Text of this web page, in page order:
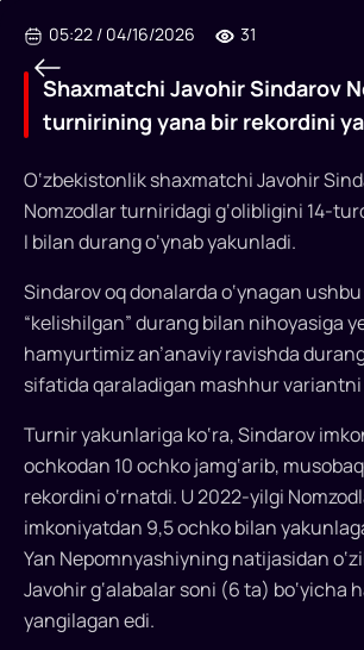
Shaxmatchi
Javohir
Sindarov
Nomzodlar
turnirining
yana
bir
rekordini
yangiladi
O‘zbekistonlik
05:22 / 04/16/2026 31
Shaxmatchi Javohir Sindarov
turnirining yana bir rekordini
O‘zbekistonlik shaxmatchi Javohir
Nomzodlar turniridagi g‘olibligini 14-
I bilan durang o‘ynab yakunladi.
Sindarov oq donalarda o‘ynagan
“kelishilgan” durang bilan nihoyasiga
hamyurtimiz an’anaviy ravishda
sifatida qaraladigan mashhur
Turnir yakunlariga ko‘ra, Sindarov
ochkodan 10 ochko jamg‘arib,
rekordini o‘rnatdi. U 2022-yilgi
imkoniyatdan 9,5 ochko bilan
Yan Nepomnyashiyning natijasidan
Javohir g‘alabalar soni (6 ta) bo‘yicha
yangilagan edi.